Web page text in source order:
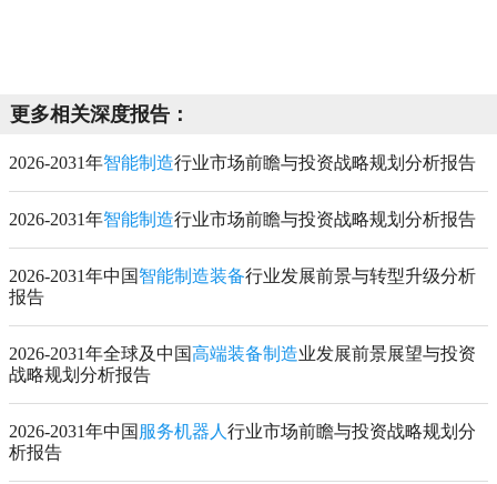
更多相关深度报告：
2026-2031年智能制造行业市场前瞻与投资战略规划分析报告
2026-2031年智能制造行业市场前瞻与投资战略规划分析报告
2026-2031年中国 智能制造装备行业发展前景与转型升级分析
报告
2026-2031年全球及中国高端装备制造业发展前景展望与投资
战略规划分析报告
2026-2031年中国 服务机器人 行业市场前瞻与投资战略规划分
析报告